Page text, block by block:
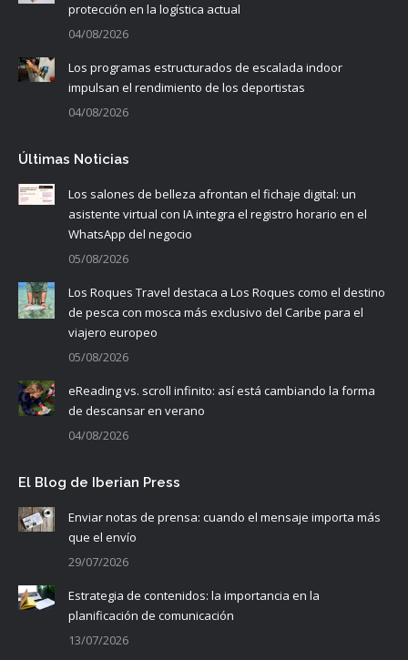
protección en la logística actual
04/08/2026
Los programas estructurados de escalada indoor
impulsan el rendimiento de los deportistas
04/08/2026
Últimas Noticias
Los salones de belleza afrontan el fichaje digital: un
asistente virtual con IA integra el registro horario en el
WhatsApp del negocio
05/08/2026
Los Roques Travel destaca a Los Roques como el destino
de pesca con mosca más exclusivo del Caribe para el
viajero europeo
05/08/2026
eReading vs. scroll infinito: así está cambiando la forma
de descansar en verano
04/08/2026
El Blog de Iberian Press
Enviar notas de prensa: cuando el mensaje importa más
que el envío
29/07/2026
Estrategia de contenidos: la importancia en la
planificación de comunicación
13/07/2026